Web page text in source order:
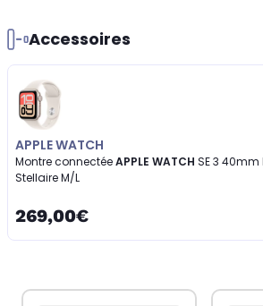
Accessoires
APPLE WATCH
Montre connectéeAPPLE WATCH
Stellaire M/L
269,00€